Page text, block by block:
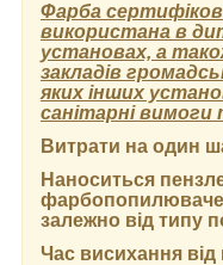
Фарба
використана в
установах, а
закладів
яких інших
санітарні
Витрати на один
Наноситься
залежно від типу
Час висихання від